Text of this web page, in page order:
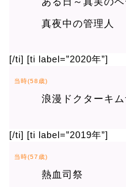
真夜中の管理人
[/ti] [ti label=”2020年”]
当時(58歳)
浪漫ドクターキ
[/ti] [ti label=”2019年”]
当時(57歳)
熱血司祭